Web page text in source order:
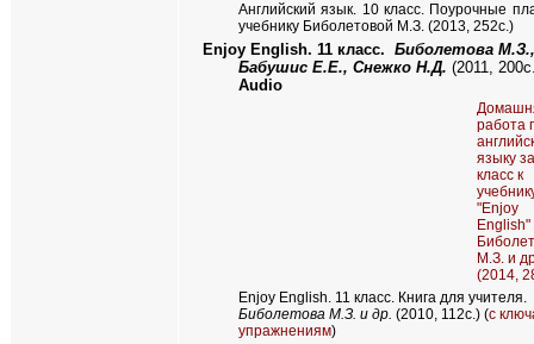
Английский язык. 10 класс. Поурочные
учебнику Биболетовой М.З. (2013, 252с.)
Enjoy English. 11 класс. Биболетова М.З.,
Бабушис Е.Е., Снежко Н.Д. (2011,
Audio
работа
языку
класс к
"Enjoy
English"
М.З. и
(2014,
Enjoy English. 11 класс. Книга для учителя.
Биболетова М.З. и др. (2010, 112с.) (с
упражнениям)